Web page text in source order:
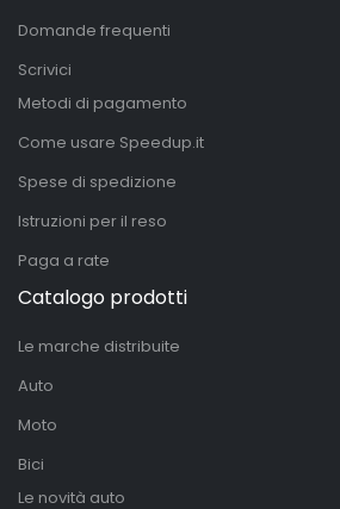
Domande frequenti
Scrivici
Metodi di pagamento
Come usare Speedup.it
Spese di spedizione
Istruzioni per il reso
Paga a rate
Catalogo prodotti
Le marche distribuite
Auto
Moto
Bici
Le novità auto